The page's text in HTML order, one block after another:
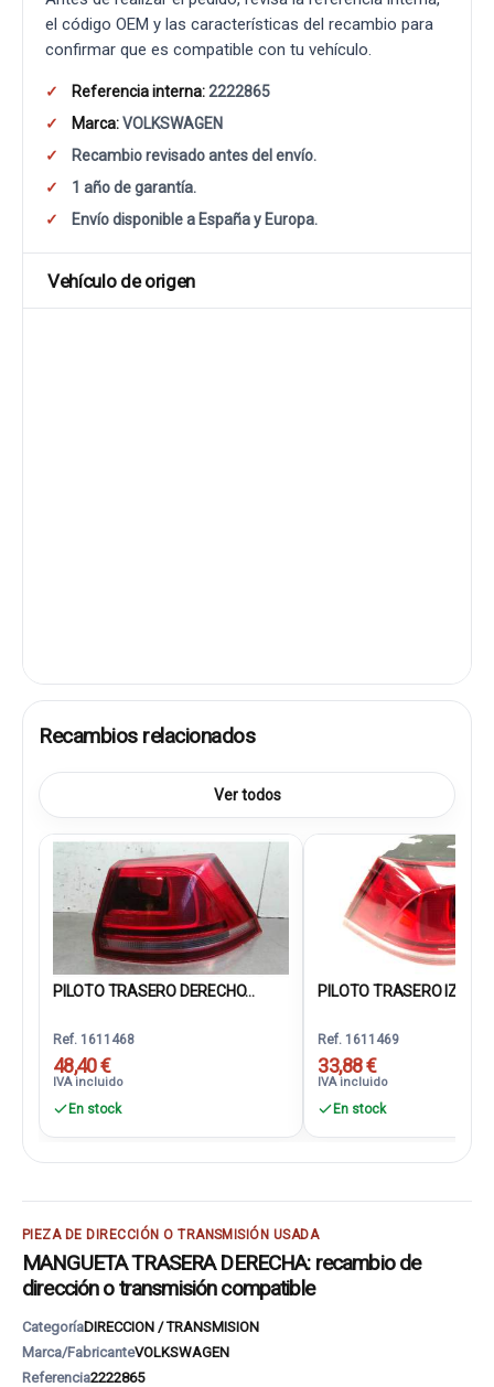
el código OEM y las características del recambio para
confirmar que es compatible con tu vehículo.
Referencia interna:2222865
Marca:VOLKSWAGEN
Recambio revisado antes del envío.
1 año de garantía.
Envío disponible a España y Europa.
Vehículo de origen
Recambios relacionados
Ver todos
PILOTO TRASERO DERECHO...
Ref. 1611468
48,40 €
IVA incluido
En stock
PILOTO TRASERO
Ref. 1611469
33,88 €
IVA incluido
En stock
PIEZA DE DIRECCIÓN O TRANSMISIÓN USADA
MANGUETA TRASERA DERECHA: recambio de
dirección o transmisión compatible
CategoríaDIRECCION / TRANSMISION
Marca/FabricanteVOLKSWAGEN
Referencia2222865